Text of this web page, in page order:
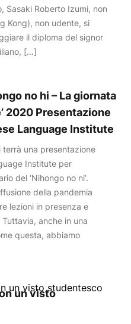
Sasaki Roberto Izumi, non
Kong), non udente, si
il diploma del signor
[…]
no hi – La giornata
2020 Presentazione
Language Institute
una presentazione
Institute per
del ‘Nihongo no ni’.
della pandemia
lezioni in presenza e
anche in una
questa, abbiamo
un visto